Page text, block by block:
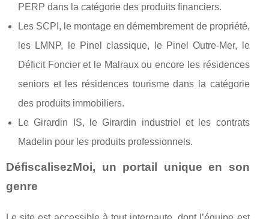
PERP dans la catégorie des produits financiers.
Les SCPI, le montage en démembrement de propriété,
les LMNP, le Pinel classique, le Pinel Outre-Mer, le
Déficit Foncier et le Malraux ou encore les résidences
seniors et les résidences tourisme dans la catégorie
des produits immobiliers.
Le Girardin IS, le Girardin industriel et les contrats
Madelin pour les produits professionnels.
DéfiscalisezMoi, un portail unique en son
genre